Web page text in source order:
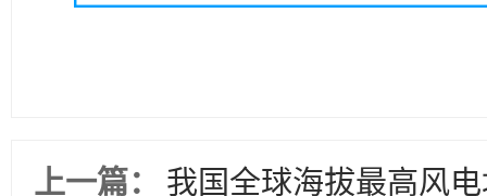
上一篇：
我国全球海拔最高风